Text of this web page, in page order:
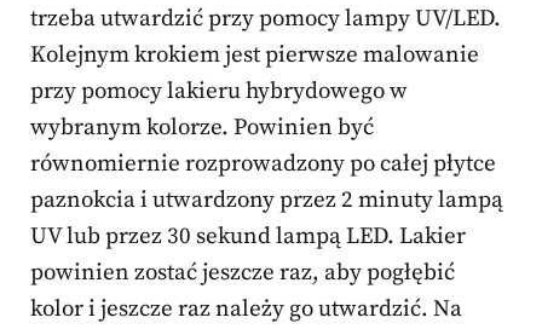
trzeba utwardzić przy pomocy lampy UV/LED.
Kolejnym krokiem jest pierwsze malowanie
przy pomocy lakieru hybrydowego w
wybranym kolorze. Powinien być
równomiernie rozprowadzony po całej płytce
paznokcia i utwardzony przez 2 minuty lampą
UV lub przez 30 sekund lampą LED. Lakier
powinien zostać jeszcze raz, aby pogłębić
kolor i jeszcze raz należy go utwardzić. Na